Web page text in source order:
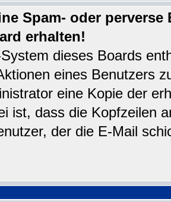
Spam- oder
erhalten!
dieses Boards
eines Benutzers
eine Kopie der
ist, dass die Kopfzeilen
der die E-Mail